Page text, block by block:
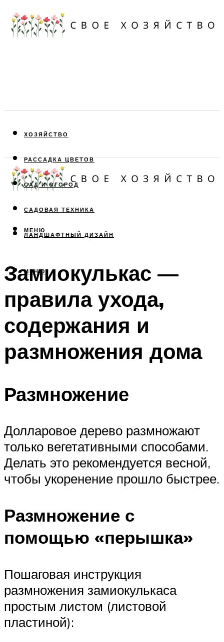
ХОЗЯЙСТВО
РАССАДКА ЦВЕТОВ
САД И ОГОРОД
САДОВАЯ ТЕХНИКА
ЛАНДШАФТНЫЙ ДИЗАЙН
МЕНЮ
МЕНЮ
Замиокулькас —
правила ухода,
содержания и
размножения дома
Размножение
Долларовое дерево размножают
только вегетативными способами.
Делать это рекомендуется весной,
чтобы укоренение прошло быстрее.
Размножение с
помощью «перышка»
Пошаговая инструкция
размножения замиокулькаса
простым листом (листовой
пластиной):